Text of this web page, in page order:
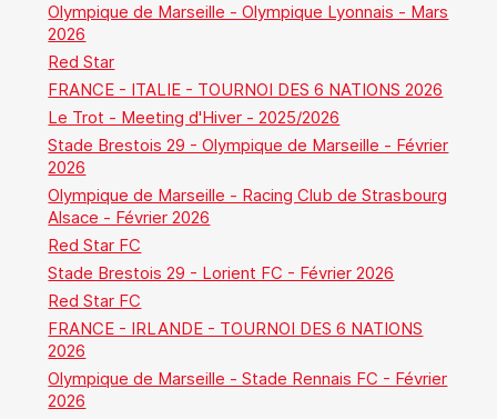
Olympique de Marseille - Olympique Lyonnais - Mars
2026
Red Star
FRANCE - ITALIE - TOURNOI DES 6 NATIONS 2026
Le Trot - Meeting d'Hiver - 2025/2026
Stade Brestois 29 - Olympique de Marseille - Février
2026
Olympique de Marseille - Racing Club de Strasbourg
Alsace - Février 2026
Red Star FC
Stade Brestois 29 - Lorient FC - Février 2026
Red Star FC
FRANCE - IRLANDE - TOURNOI DES 6 NATIONS
2026
Olympique de Marseille - Stade Rennais FC - Février
2026